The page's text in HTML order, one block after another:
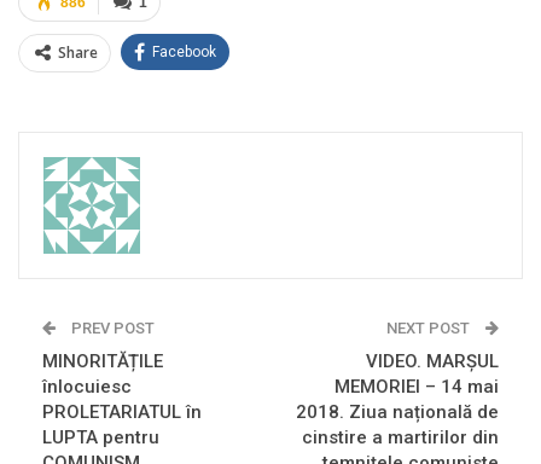
Share Facebook
PREV POST
MINORITĂȚILE
înlocuiesc
PROLETARIATUL în
LUPTA pentru
NEXT POST
VIDEO. MARȘUL
MEMORIEI – 14 mai
2018. Ziua națională de
cinstire a martirilor din